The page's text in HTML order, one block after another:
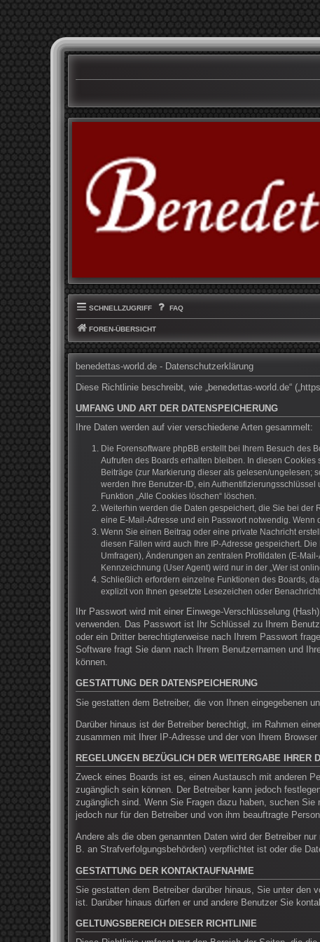
SCHNELLZUGRIFF FAQ
FOREN-ÜBERSICHT
benedettas-world.de - Datenschutzerklärung
Diese Richtlinie beschreibt, wie „benedettas-world.de“
UMFANG UND ART DER DATENSPEICHERUNG
Ihre Daten werden auf vier verschiedene Arten gesammelt:
Die Forensoftware phpBB erstellt bei Ihrem Besuch des
Aufrufen des Boards erhalten bleiben. In diesen
Beiträge (zur Markierung dieser als gelesen/ungelesen;
werden Ihre Benutzer-ID, ein
Funktion „Alle Cookies löschen“ löschen.
Weiterhin werden die Daten gespeichert, die Sie bei der
eine E-Mail-Adresse und ein Passwort notwendig.
Wenn Sie einen Beitrag oder eine private Nachricht
diesen Fällen wird auch Ihre IP-Adresse gespeichert.
Umfragen), Änderungen an zentralen Profildaten (E-
Kennzeichnung (User Agent) wird nur in der „Wer ist
Schließlich erfordern einzelne Funktionen des Boards,
explizit von Ihnen gesetzte Lesezeichen oder
Ihr Passwort wird mit einer Einwege-Verschlüsselung
verwenden. Das Passwort ist Ihr Schlüssel zu Ihrem
oder ein Dritter berechtigterweise nach Ihrem Passwort
Software fragt Sie dann nach Ihrem Benutzernamen und
können.
GESTATTUNG DER DATENSPEICHERUNG
Sie gestatten dem Betreiber, die von Ihnen eingegebenen
Darüber hinaus ist der Betreiber berechtigt, im Rahmen
zusammen mit Ihrer IP-Adresse und der von Ihrem
REGELUNGEN BEZÜGLICH DER WEITERGABE IHRER
Zweck eines Boards ist es, einen Austausch mit anderen
zugänglich sein können. Der Betreiber kann jedoch
zugänglich sind. Wenn Sie Fragen dazu haben, suchen
jedoch nur für den Betreiber und von ihm beauftragte
Andere als die oben genannten Daten wird der Betreiber
B. an Strafverfolgungsbehörden) verpflichtet ist oder die
GESTATTUNG DER KONTAKTAUFNAHME
Sie gestatten dem Betreiber darüber hinaus, Sie unter den
ist. Darüber hinaus dürfen er und andere Benutzer Sie
GELTUNGSBEREICH DIESER RICHTLINIE